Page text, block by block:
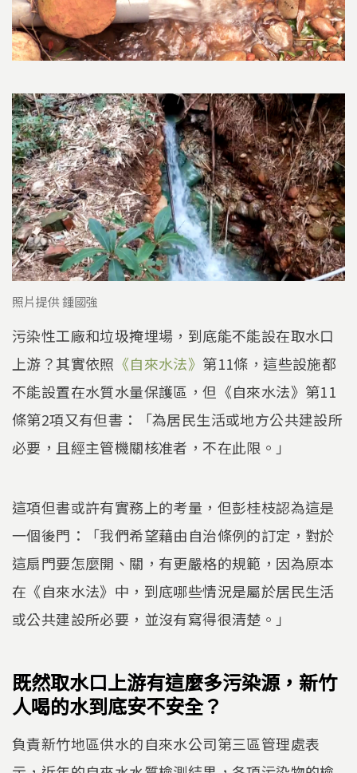
照片提供 鍾國強
污染性工廠和垃圾掩埋場，到底能不能設在取水口
上游？其實依照 《自來水法》 第11條，這些設施都
不能設置在水質水量保護區，但《自來水法》第11
條第2項又有但書：「為居民生活或地方公共建設所
必要，且經主管機關核准者，不在此限。」
這項但書或許有實務上的考量，但彭桂枝認為這是
一個後門：「我們希望藉由自治條例的訂定，對於
這扇門要怎麼開、關，有更嚴格的規範，因為原本
在《自來水法》中，到底哪些情況是屬於居民生活
或公共建設所必要，並沒有寫得很清楚。」
既然取水口上游有這麼多污染源，新竹
人喝的水到底安不安全？
負責新竹地區供水的自來水公司第三區管理處表